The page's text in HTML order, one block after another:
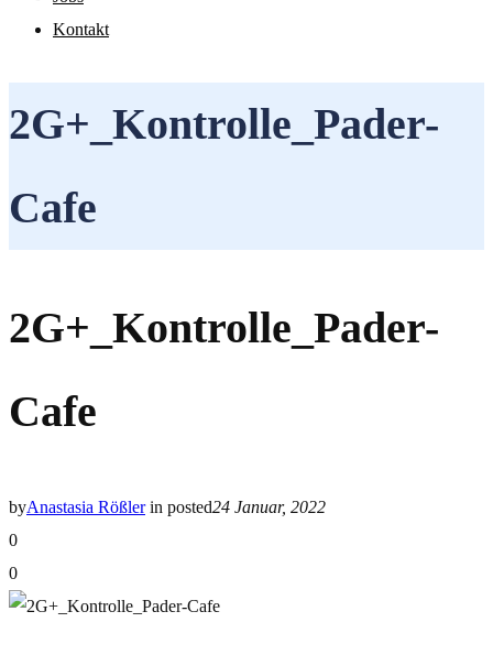
Kontakt
2G+_Kontrolle_Pader-
Cafe
2G+_Kontrolle_Pader-
Cafe
byAnastasia Rößler in posted24 Januar, 2022
0
0